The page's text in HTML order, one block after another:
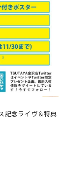
記念ライヴ＆特典